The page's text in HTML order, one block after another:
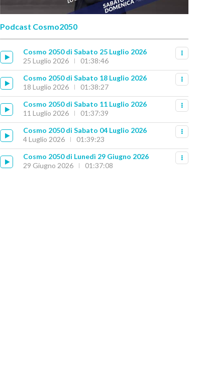
Podcast Cosmo2050
Cosmo 2050 di Sabato 25 Luglio 2026
25 Luglio 2026
01:38:46
Cosmo 2050 di Sabato 18 Luglio 2026
18 Luglio 2026
01:38:27
Cosmo 2050 di Sabato 11 Luglio 2026
11 Luglio 2026
01:37:39
Cosmo 2050 di Sabato 04 Luglio 2026
4 Luglio 2026
01:39:23
Cosmo 2050 di Lunedì 29 Giugno 2026
29 Giugno 2026
01:37:08